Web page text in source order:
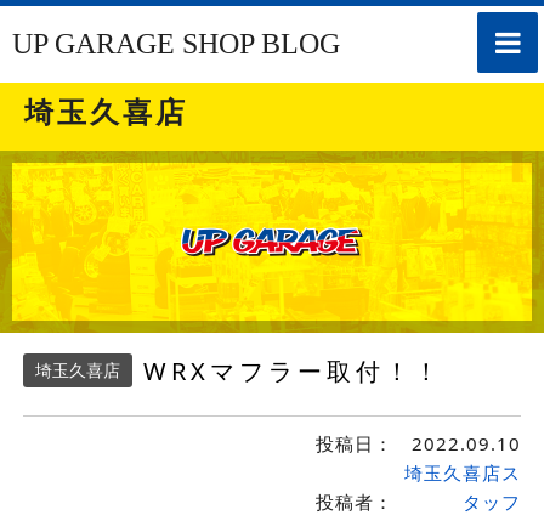
toggle
UP GARAGE SHOP BLOG
埼玉久喜店
埼玉久喜店 WRXマフラー取付！！
投稿日： 2022.09.10
投稿者：
埼玉久喜店ス
タッフ